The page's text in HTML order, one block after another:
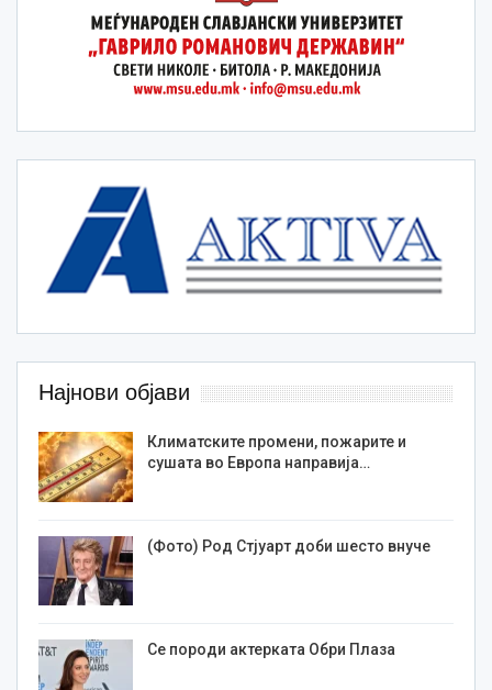
Најнови објави
Климатските промени, пожарите и
сушата во Европа направија…
(Фото) Род Стјуарт доби шесто внуче
Се породи актерката Обри Плаза